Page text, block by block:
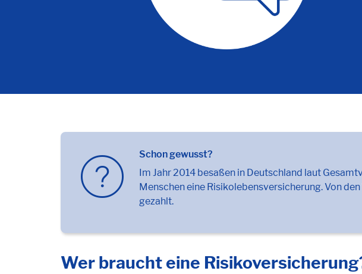
Schon gewusst?
Im Jahr 2014 besaßen in Deutschland laut
Menschen eine Risikolebensversicherung. Von
gezahlt.
Wer braucht eine